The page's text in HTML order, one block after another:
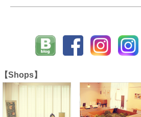
【Shops】